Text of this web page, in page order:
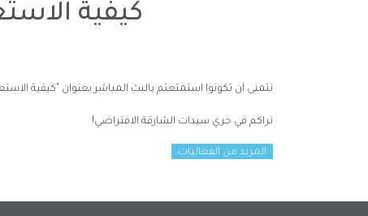
كيفية
نتمنى آن تكونوا استمتعتم بالبث المباشر بعنوان "كيفية
نراكم في جري سيدات الشارقة الافتراضي!
المزيد من الفعاليات